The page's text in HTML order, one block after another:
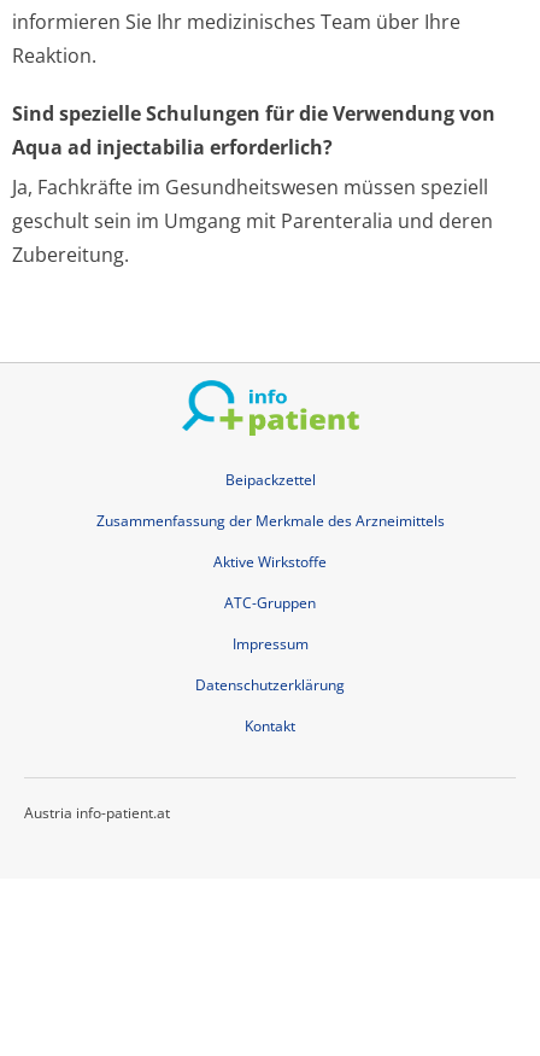
informieren Sie Ihr medizinisches Team über Ihre
Reaktion.
Sind spezielle Schulungen für die Verwendung von
Aqua ad injectabilia erforderlich?
Ja, Fachkräfte im Gesundheitswesen müssen speziell
geschult sein im Umgang mit Parenteralia und deren
Zubereitung.
Beipackzettel
Zusammenfassung der Merkmale des Arzneimittels
Aktive Wirkstoffe
ATC-Gruppen
Impressum
Datenschutzerklärung
Kontakt
Austria info-patient.at